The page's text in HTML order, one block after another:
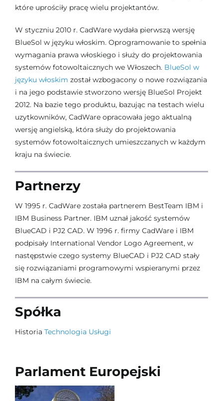
które uprościły pracę wielu projektantów.
W styczniu 2010 r. CadWare wydała pierwszą wersję
BlueSol w języku włoskim. Oprogramowanie to spełnia
wymagania prawa włoskiego i służy do projektowania
systemów fotowoltaicznych we Włoszech. BlueSol w
języku włoskim został wzbogacony o nowe rozwiązania
i na jego podstawie stworzono wersję BlueSol Projekt
2012. Na bazie tego produktu, bazując na testach wielu
uzytkowników, CadWare opracowała jego aktualną
wersję angielską, która służy do projektowania
systemów fotowoltaicznych umieszczanych w każdym
kraju na świecie.
Partnerzy
W 1995 r. CadWare została partnerem BestTeam IBM i
IBM Business Partner. IBM uznał jakość systemów
BlueCAD i PJ2 CAD. W 1996 r. firmy CadWare i IBM
podpisały International Vendor Logo Agreement, w
następstwie czego systemy BlueCAD i PJ2 CAD stały
się rozwiązaniami programowymi wspieranymi przez
IBM na całym świecie.
Spółka
Historia Technologia Usługi
Parlament Europejski